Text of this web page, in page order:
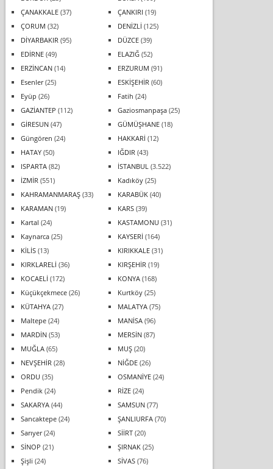
ÇANAKKALE(37) ÇANKIRI (19)
ÇORUM (32) DENİZLİ (125)
DİYARBAKIR (95) DÜZCE(39)
EDİRNE(49) ELAZIĞ(52)
ERZİNCAN(14) ERZURUM (91)
Esenler(25) ESKİŞEHİR (60)
Eyüp (26) Fatih (24)
GAZİANTEP (112) Gaziosmanpaşa(25)
GİRESUN(47) GÜMÜŞHANE(18)
Güngören (24) HAKKARİ (12)
HATAY(50) IĞDIR (43)
ISPARTA(82) İSTANBUL (3.522)
İZMİR (551) Kadıköy(25)
KAHRAMANMARAŞ(33) KARABÜK(40)
KARAMAN(19) KARS(39)
Kartal (24) KASTAMONU (31)
Kaynarca(25) KAYSERİ (164)
KİLİS(13) KIRIKKALE(31)
KIRKLARELİ (36) KIRŞEHİR (19)
KOCAELİ (172) KONYA(168)
Küçükçekmece(26) Kurtköy(25)
KÜTAHYA(27) MALATYA(75)
Maltepe(24) MANİSA(96)
MARDİN(53) MERSİN(87)
MUĞLA(65) MUŞ(20)
NEVŞEHİR (28) NİĞDE(26)
ORDU (35) OSMANİYE(24)
Pendik(24) RİZE(24)
SAKARYA(44) SAMSUN(77)
Sancaktepe(24) ŞANLIURFA(70)
Sarıyer(24) SİİRT(20)
SİNOP (21) ŞIRNAK(25)
Şişli (24) SİVAS(76)